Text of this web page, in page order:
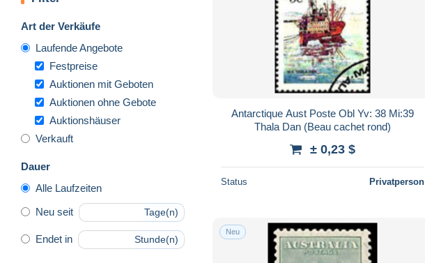
Art der Verkäufe
Laufende Angebote
Festpreise
Auktionen mit Geboten
Auktionen ohne Gebote
Auktionshäuser
Verkauft
Dauer
Alle Laufzeiten
Neu seit Tage(n)
Endet in Stunde(n)
Antarctique Aust Poste Obl Yv: 38 Mi:39
Thala Dan (Beau cachet rond)
± 0,23 $
Status Privatperson
Neu